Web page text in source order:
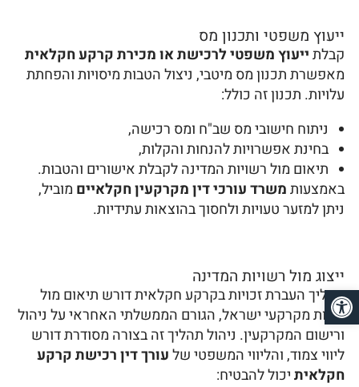
ייעוץ משפטי ותכנון מס
קבלתייעוץ משפטי לרכישת או מכירת קרקע חקלאית
מאפשרת תכנון מס מיטבי, ניצול הטבות מיסויות והפחתת
עלויות. תכנון זה כולל:
ניתוח חישובי מס שב"ח ומס רכישה,
בחינת אפשרויות להנחות והקלות,
תיאום מול רשויות המדינה לקבלת אישורים והטבות.
באמצעותמשרד עורכי דין מקרקעין חקלאיים מוביל,
ניתן למזער טעויות ולחסוך בהוצאות עתידיות.
ייצוג מול רשויות המדינה
תהליך העברת זכויות בקרקע חקלאית דורש תיאום מול
רשות מקרקעי ישראל, הגורם הממשלתי האחראי על ניהול
ורישום המקרקעין. ניהול תהליך זה בצורה מסודרת דורש
ליווי צמוד, והליווי המשפטי שלעורך דין רכישת קרקע
חקלאיתיכול להבטיח:
פתח סרגל נגישות